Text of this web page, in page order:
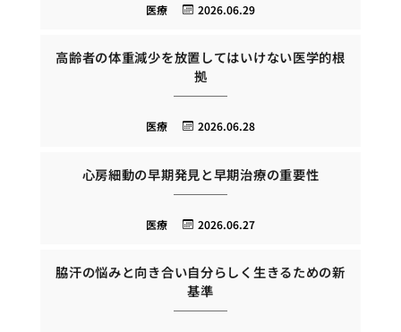
2026.06.29
医療
高齢者の体重減少を放置してはいけない医学的根
拠
2026.06.28
医療
心房細動の早期発見と早期治療の重要性
2026.06.27
医療
脇汗の悩みと向き合い自分らしく生きるための新
基準